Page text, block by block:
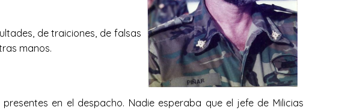
de traiciones, de falsas
manos.
en el despacho. Nadie esperaba que el jefe de Milicias